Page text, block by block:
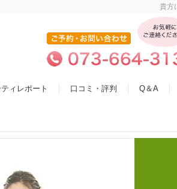
貴方
ィレポート 口コミ・評判 Q＆A